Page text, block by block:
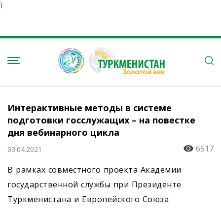
Ï
Интерактивные методы в системе
подготовки госслужащих – на повестке
дня вебинарного цикла
03.04.2021
6517
В рамках совместного проекта Академии
государственной службы при Президенте
Туркменистана и Европейского Союза